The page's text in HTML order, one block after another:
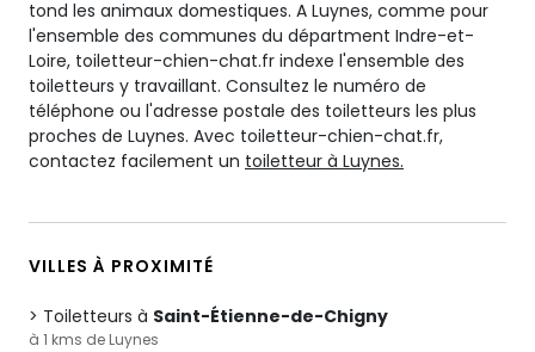
tond les animaux domestiques. A Luynes, comme pour
l'ensemble des communes du départment Indre-et-
Loire, toiletteur-chien-chat.fr indexe l'ensemble des
toiletteurs y travaillant. Consultez le numéro de
téléphone ou l'adresse postale des toiletteurs les plus
proches de Luynes. Avec toiletteur-chien-chat.fr,
contactez facilement un toiletteur à Luynes.
VILLES À PROXIMITÉ
Toiletteurs à Saint-Étienne-de-Chigny
à 1 kms de Luynes